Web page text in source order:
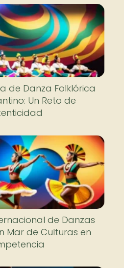
de Danza Folklórica
Un Reto de
de Danzas
Mar de Culturas en